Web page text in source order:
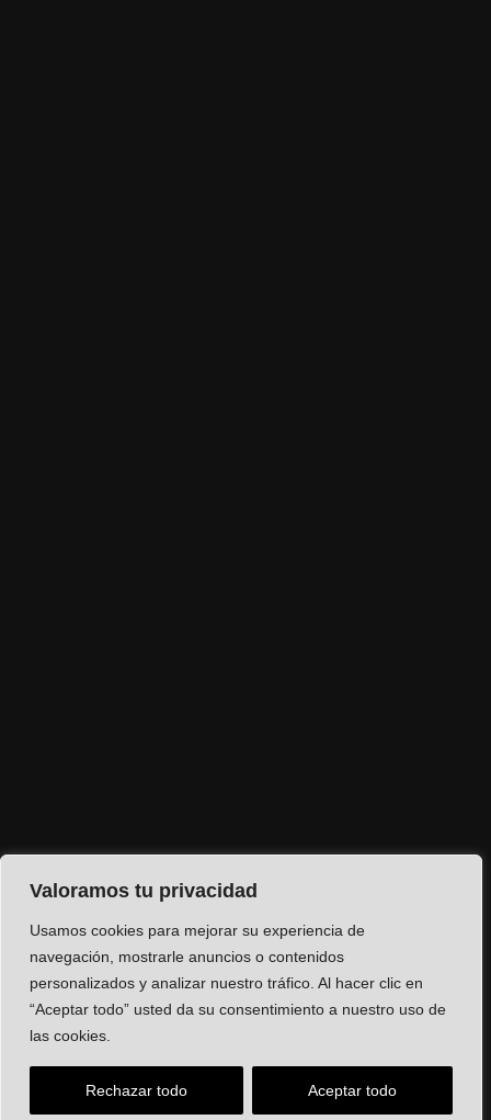
Valoramos tu privacidad
Usamos cookies para mejorar su experiencia de
navegación, mostrarle anuncios o contenidos
personalizados y analizar nuestro tráfico. Al hacer clic en
“Aceptar todo” usted da su consentimiento a nuestro uso de
las cookies.
Rechazar todo Aceptar todo